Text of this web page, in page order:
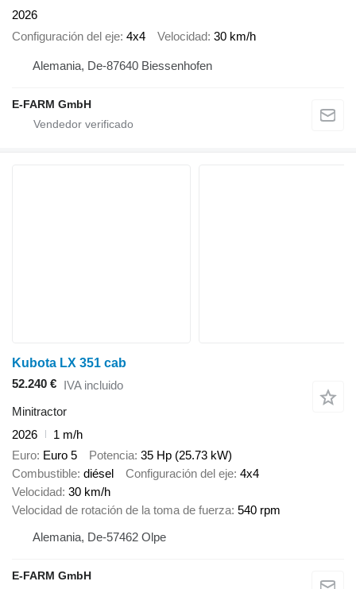
2026
Configuración del eje 4x4 Velocidad 30 km/h
Alemania, De-87640 Biessenhofen
E-FARM GmbH
Kubota LX 351 cab
52.240 € IVA incluido
Minitractor
2026
1 m/h
Euro Euro 5 Potencia 35 Hp (25.73 kW)
Combustible diésel Configuración del eje 4x4
Velocidad 30 km/h
Velocidad de rotación de la toma de fuerza 540 rpm
Alemania, De-57462 Olpe
E-FARM GmbH